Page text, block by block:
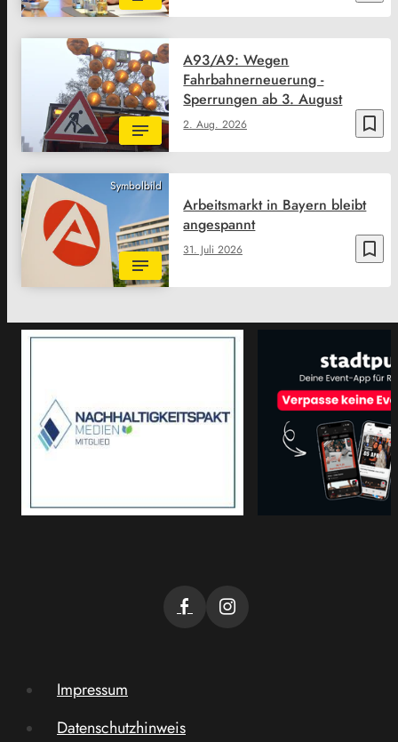
bookmark_border
2. Aug. 2026
A93/A9: Wegen
Fahrbahnerneuerung -
Sperrungen ab 3. August
Symbolbild
bookmark_border
31. Juli 2026
Arbeitsmarkt in Bayern bleibt
angespannt
Impressum
Datenschutzhinweis